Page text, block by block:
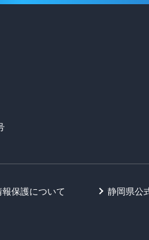
保護について
静岡県公